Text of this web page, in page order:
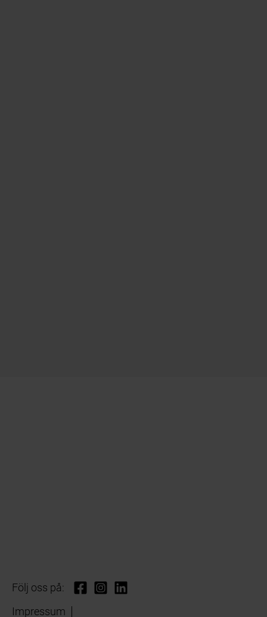
Följ oss på:
Impressum